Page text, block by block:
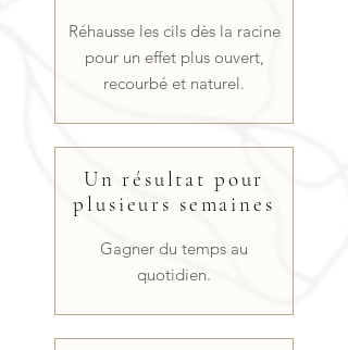
Réhausse les cils dès la racine
pour un effet plus ouvert,
recourbé et naturel.
Un résultat pour
plusieurs semaines
Gagner du temps au
quotidien.